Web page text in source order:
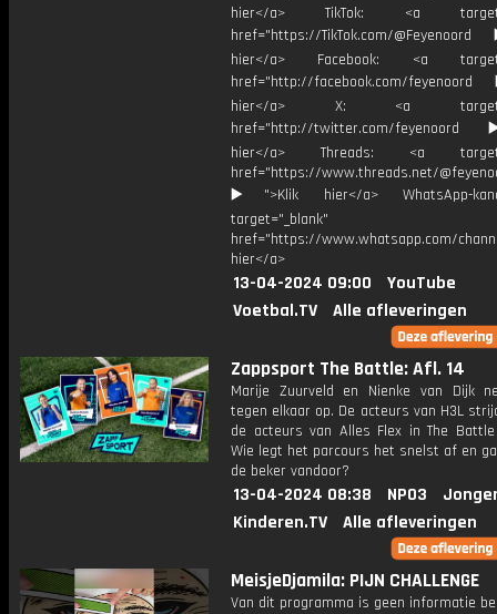
hier</a> TikTok: <a
href="https://TikTok.com/
hier</a> Facebook: <a
href="http://facebook.com/
hier</a> X: <a
href="http://twitter.com/
hier</a> Threads: <a
href="https://www.threads.net/
▶️">Klik hier</a> WhatsApp-
target="_blank"
href="https://www.whatsapp.com/
hier</a>
13-04-2024 09:00
YouTube
Voetbal.TV
Alle afleveringen
Zappsport The Battle: Afl. 14
Marije Zuurveld en Nienke van Dijk
tegen elkaar op. De acteurs van H3L
de acteurs van Alles Flex in The
Wie legt het parcours het snelst af en
de beker vandoor?
13-04-2024 08:38 NPO3
Kinderen.TV
Alle afleveringen
MeisjeDjamila: PIJN CHALLENGE
Van dit programma is geen informatie